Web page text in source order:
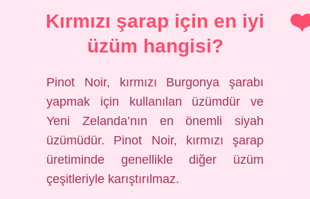
Kırmızı şarap için en iyi
üzüm hangisi?
Pinot Noir, kırmızı Burgonya şarabı
yapmak için kullanılan üzümdür ve
Yeni Zelanda’nın en önemli siyah
üzümüdür. Pinot Noir, kırmızı şarap
üretiminde genellikle diğer üzüm
çeşitleriyle karıştırılmaz.